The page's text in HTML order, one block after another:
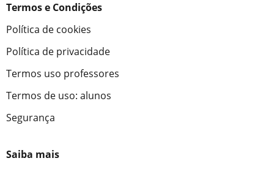
Termos e Condições
Política de cookies
Política de privacidade
Termos uso professores
Termos de uso: alunos
Segurança
Saiba mais